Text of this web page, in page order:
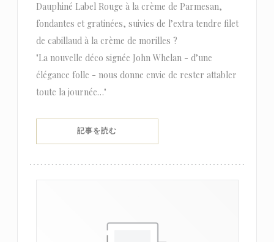
Dauphiné Label Rouge à la crème de Parmesan,
fondantes et gratinées, suivies de l’extra tendre filet
de cabillaud à la crème de morilles ?
"La nouvelle déco signée John Whelan - d’une
élégance folle - nous donne envie de rester attabler
toute la journée…"
記事を読む